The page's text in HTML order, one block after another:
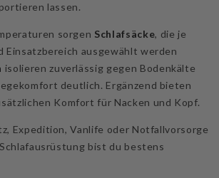
lassen.
sorgen Schlafsäcke, die je
Einsatzbereich ausgewählt werden
isolieren zuverlässig gegen Bodenkälte
deutlich. Ergänzend bieten
Komfort für Nacken und Kopf.
Expedition, Vanlife oder Notfallvorsorge
bist du bestens